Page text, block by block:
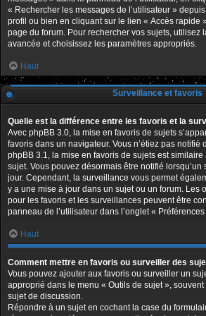
« Rechercher les messages de l’utilisateur »
profil ou bien en cliquant sur le lien « Accès rapide
page du forum. Pour rechercher vos sujets, utilisez
avancée et choisissez les paramètres appropriés.
Haut
Surveillance et favoris
Quelle est la différence entre les favoris et la
Avec phpBB 3.0, la mise en favoris de sujets
favoris dans un navigateur. Vous n’étiez pas notifié
phpBB 3.1, la mise en favoris de sujets est similaire
sujet. Vous pouvez désormais être notifié lorsqu’un
jour. Cependant, la surveillance vous permet
y a une mise à jour dans un sujet ou un forum. Les
pour les favoris et les surveillances peuvent être
panneau de l’utilisateur dans l’onglet «
Haut
Comment mettre en favoris ou surveiller des
Vous pouvez ajouter aux favoris ou surveiller un
approprié dans le menu « Outils de sujet »,
sujet de discussion.
Répondre à un sujet en cochant la case du